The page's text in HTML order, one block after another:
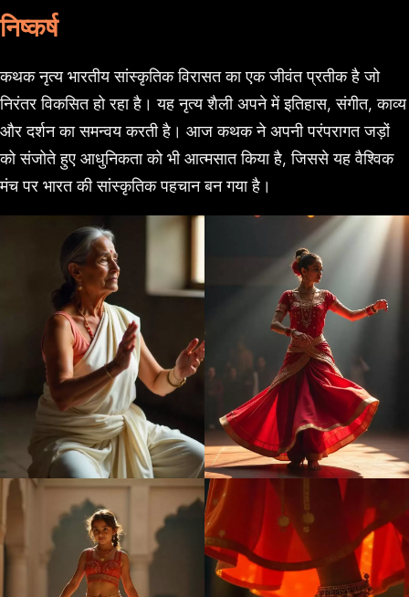
निष्कर्ष
कथक नृत्य भारतीय सांस्कृतिक विरासत का एक जीवंत प्रतीक है जो
निरंतर विकसित हो रहा है। यह नृत्य शैली अपने में इतिहास, संगीत, काव्य
और दर्शन का समन्वय करती है। आज कथक ने अपनी परंपरागत जड़ों
को संजोते हुए आधुनिकता को भी आत्मसात किया है, जिससे यह वैश्विक
मंच पर भारत की सांस्कृतिक पहचान बन गया है।